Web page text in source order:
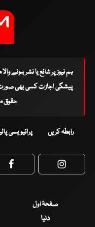
ہم نیوز پر شائع یا نشر ہونے
پیشگی اجازت کسی بھی صورت
حقوق
رابطہ کریں پرائیویسی
Facebook
صفحۂ اول
دنیا